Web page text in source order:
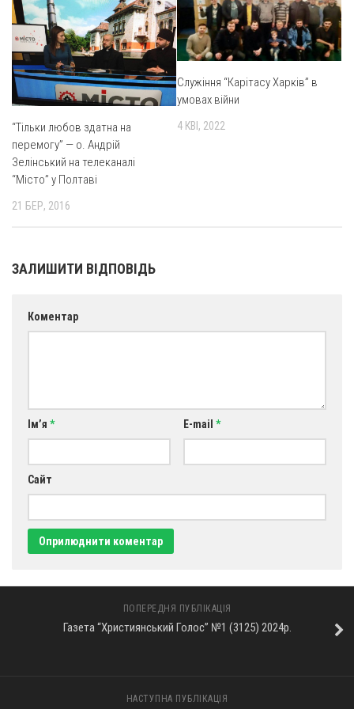
Оголошення
Трансляції
“Тільки любов здатна на
перемогу” — о. Андрій
Зелінський на телеканалі
“Місто” у Полтаві
21 БЕР, 2016
Служіння “Карітасу Харків” в
умовах війни
4 КВІ, 2022
ЗАЛИШИТИ ВІДПОВІДЬ
Коментар
Ім’я * E-mail *
Сайт
ПОПЕРЕДНЯ ПУБЛІКАЦІЯ
Газета “Християнський Голос” №1 (3125) 2024р.
НАСТУПНА ПУБЛІКАЦІЯ